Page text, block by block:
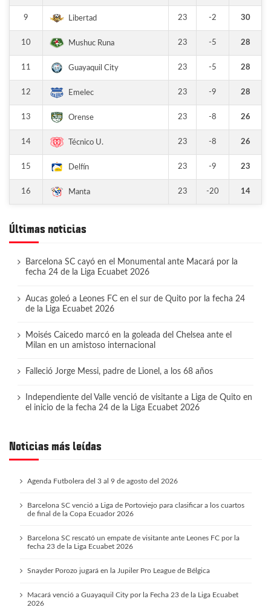
9 Libertad 23 -2 30
10 Mushuc Runa 23 -5 28
11 Guayaquil City 23 -5 28
12 Emelec 23 -9 28
13 Orense 23 -8 26
14 Técnico U. 23 -8 26
15 Delfín 23 -9 23
16 Manta 23 -20 14
Últimas noticias
Barcelona SC cayó en el Monumental ante Macará por la
fecha 24 de la Liga Ecuabet 2026
Aucas goleó a Leones FC en el sur de Quito por la fecha 24
de la Liga Ecuabet 2026
Moisés Caicedo marcó en la goleada del Chelsea ante el
Milan en un amistoso internacional
Falleció Jorge Messi, padre de Lionel, a los 68 años
Independiente del Valle venció de visitante a Liga de Quito en
el inicio de la fecha 24 de la Liga Ecuabet 2026
Noticias más leídas
Agenda Futbolera del 3 al 9 de agosto del 2026
Barcelona SC venció a Liga de Portoviejo para clasificar a los cuartos
de final de la Copa Ecuador 2026
Barcelona SC rescató un empate de visitante ante Leones FC por la
fecha 23 de la Liga Ecuabet 2026
Snayder Porozo jugará en la Jupiler Pro League de Bélgica
Macará venció a Guayaquil City por la Fecha 23 de la Liga Ecuabet
2026